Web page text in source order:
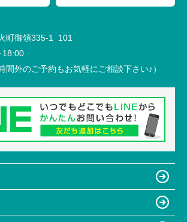
町御領335-1 101
18:00
間外のご予約もお気軽にご相談下さい♪）